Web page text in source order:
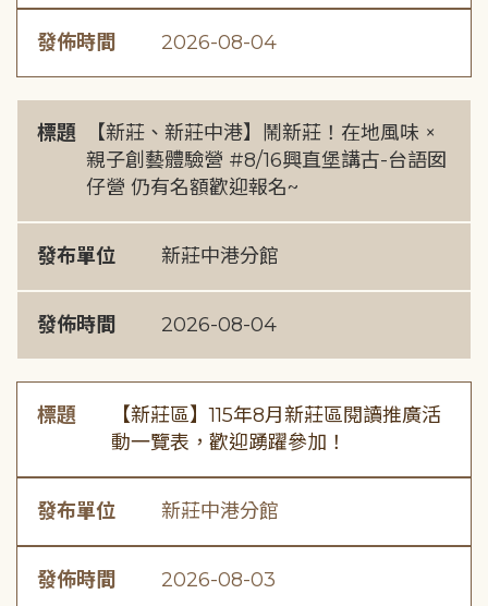
發佈時間 2026-08-04
標題
【新莊、新莊中港】鬧新莊！在地風味 ×
親子創藝體驗營 #8/16興直堡講古-台語囡
仔營 仍有名額歡迎報名~
發布單位 新莊中港分館
發佈時間 2026-08-04
標題
【新莊區】115年8月新莊區閱讀推廣活
動一覽表，歡迎踴躍參加！
發布單位 新莊中港分館
發佈時間 2026-08-03